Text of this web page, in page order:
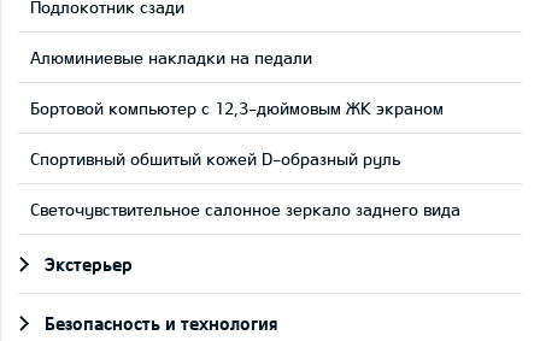
Подлокотник сзади
Aлюминиевые накладки на педали
Бортовой компьютер с 12,3-дюймовым ЖК экраном
Cпортивный обшитый кожей D-образный руль
Светочувствительное салонное зеркало заднего вида
Экстерьер
Безопасность и технология